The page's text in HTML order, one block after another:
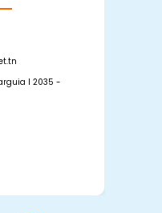
I 2035 -